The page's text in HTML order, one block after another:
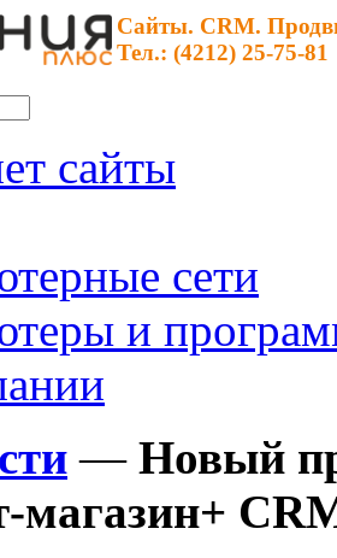
Сайты. CRM.
Тел.: (4212) 25-75-81
сайты
сети
и
— Новый
магазин+